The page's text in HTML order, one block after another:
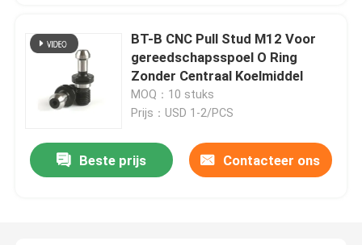
Huis
Producten
Videos
BT-B CNC Pull Stud M12 Voor
gereedschapsspoel O Ring
Zonder Centraal Koelmiddel
MOQ：10 stuks
Prijs：USD 1-2/PCS
Beste prijs Contacteer ons
FMB22-75 BT50 Gevelmolen Arbor Freesgereedschaphouder Voor CNC-machine-snijdmachine